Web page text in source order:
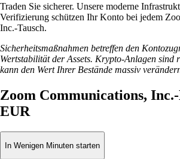
Traden Sie sicherer. Unsere moderne
Verifizierung schützen Ihr Konto bei jedem
Inc.-Tausch.
Sicherheitsmaßnahmen betreffen den
Wertstabilität der Assets. Krypto-Anlagen sind
kann den Wert Ihrer Bestände massiv
Zoom Communications,
EUR
In Wenigen Minuten starten